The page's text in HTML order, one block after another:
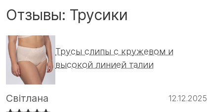
Отзывы: Трусики
Трусы слипы с кружевом и
высокой линией талии
Світлана 12.12.2025